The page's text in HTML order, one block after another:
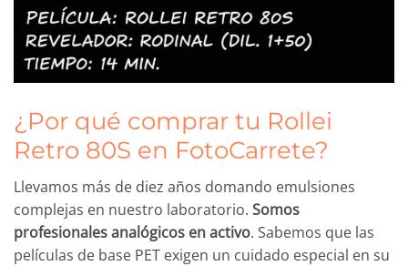
¿Por qué comprar tu Rollei
Retro 80S en FotoCarrete?
Llevamos más de diez años domando emulsiones
complejas en nuestro laboratorio. Somos
profesionales analógicos en activo. Sabemos que las
películas de base PET exigen un cuidado especial en su